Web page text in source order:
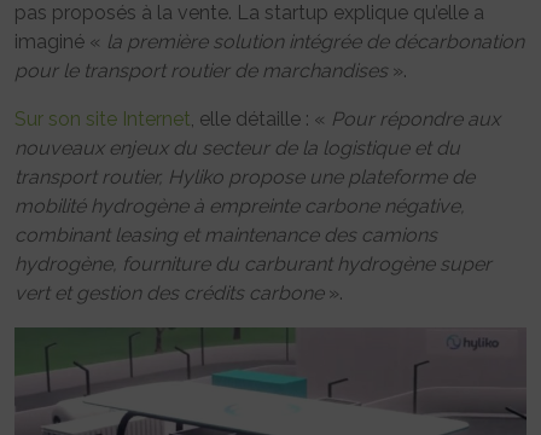
pas proposés à la vente. La startup explique qu’elle a
imaginé « la première solution intégrée de décarbonation
pour le transport routier de marchandises».
Sur son site Internet, elle détaille : « Pour répondre aux
nouveaux enjeux du secteur de la logistique et du
transport routier, Hyliko propose une plateforme de
mobilité hydrogène à empreinte carbone négative,
combinant leasing et maintenance des camions
hydrogène, fourniture du carburant hydrogène super
vert et gestion des crédits carbone».